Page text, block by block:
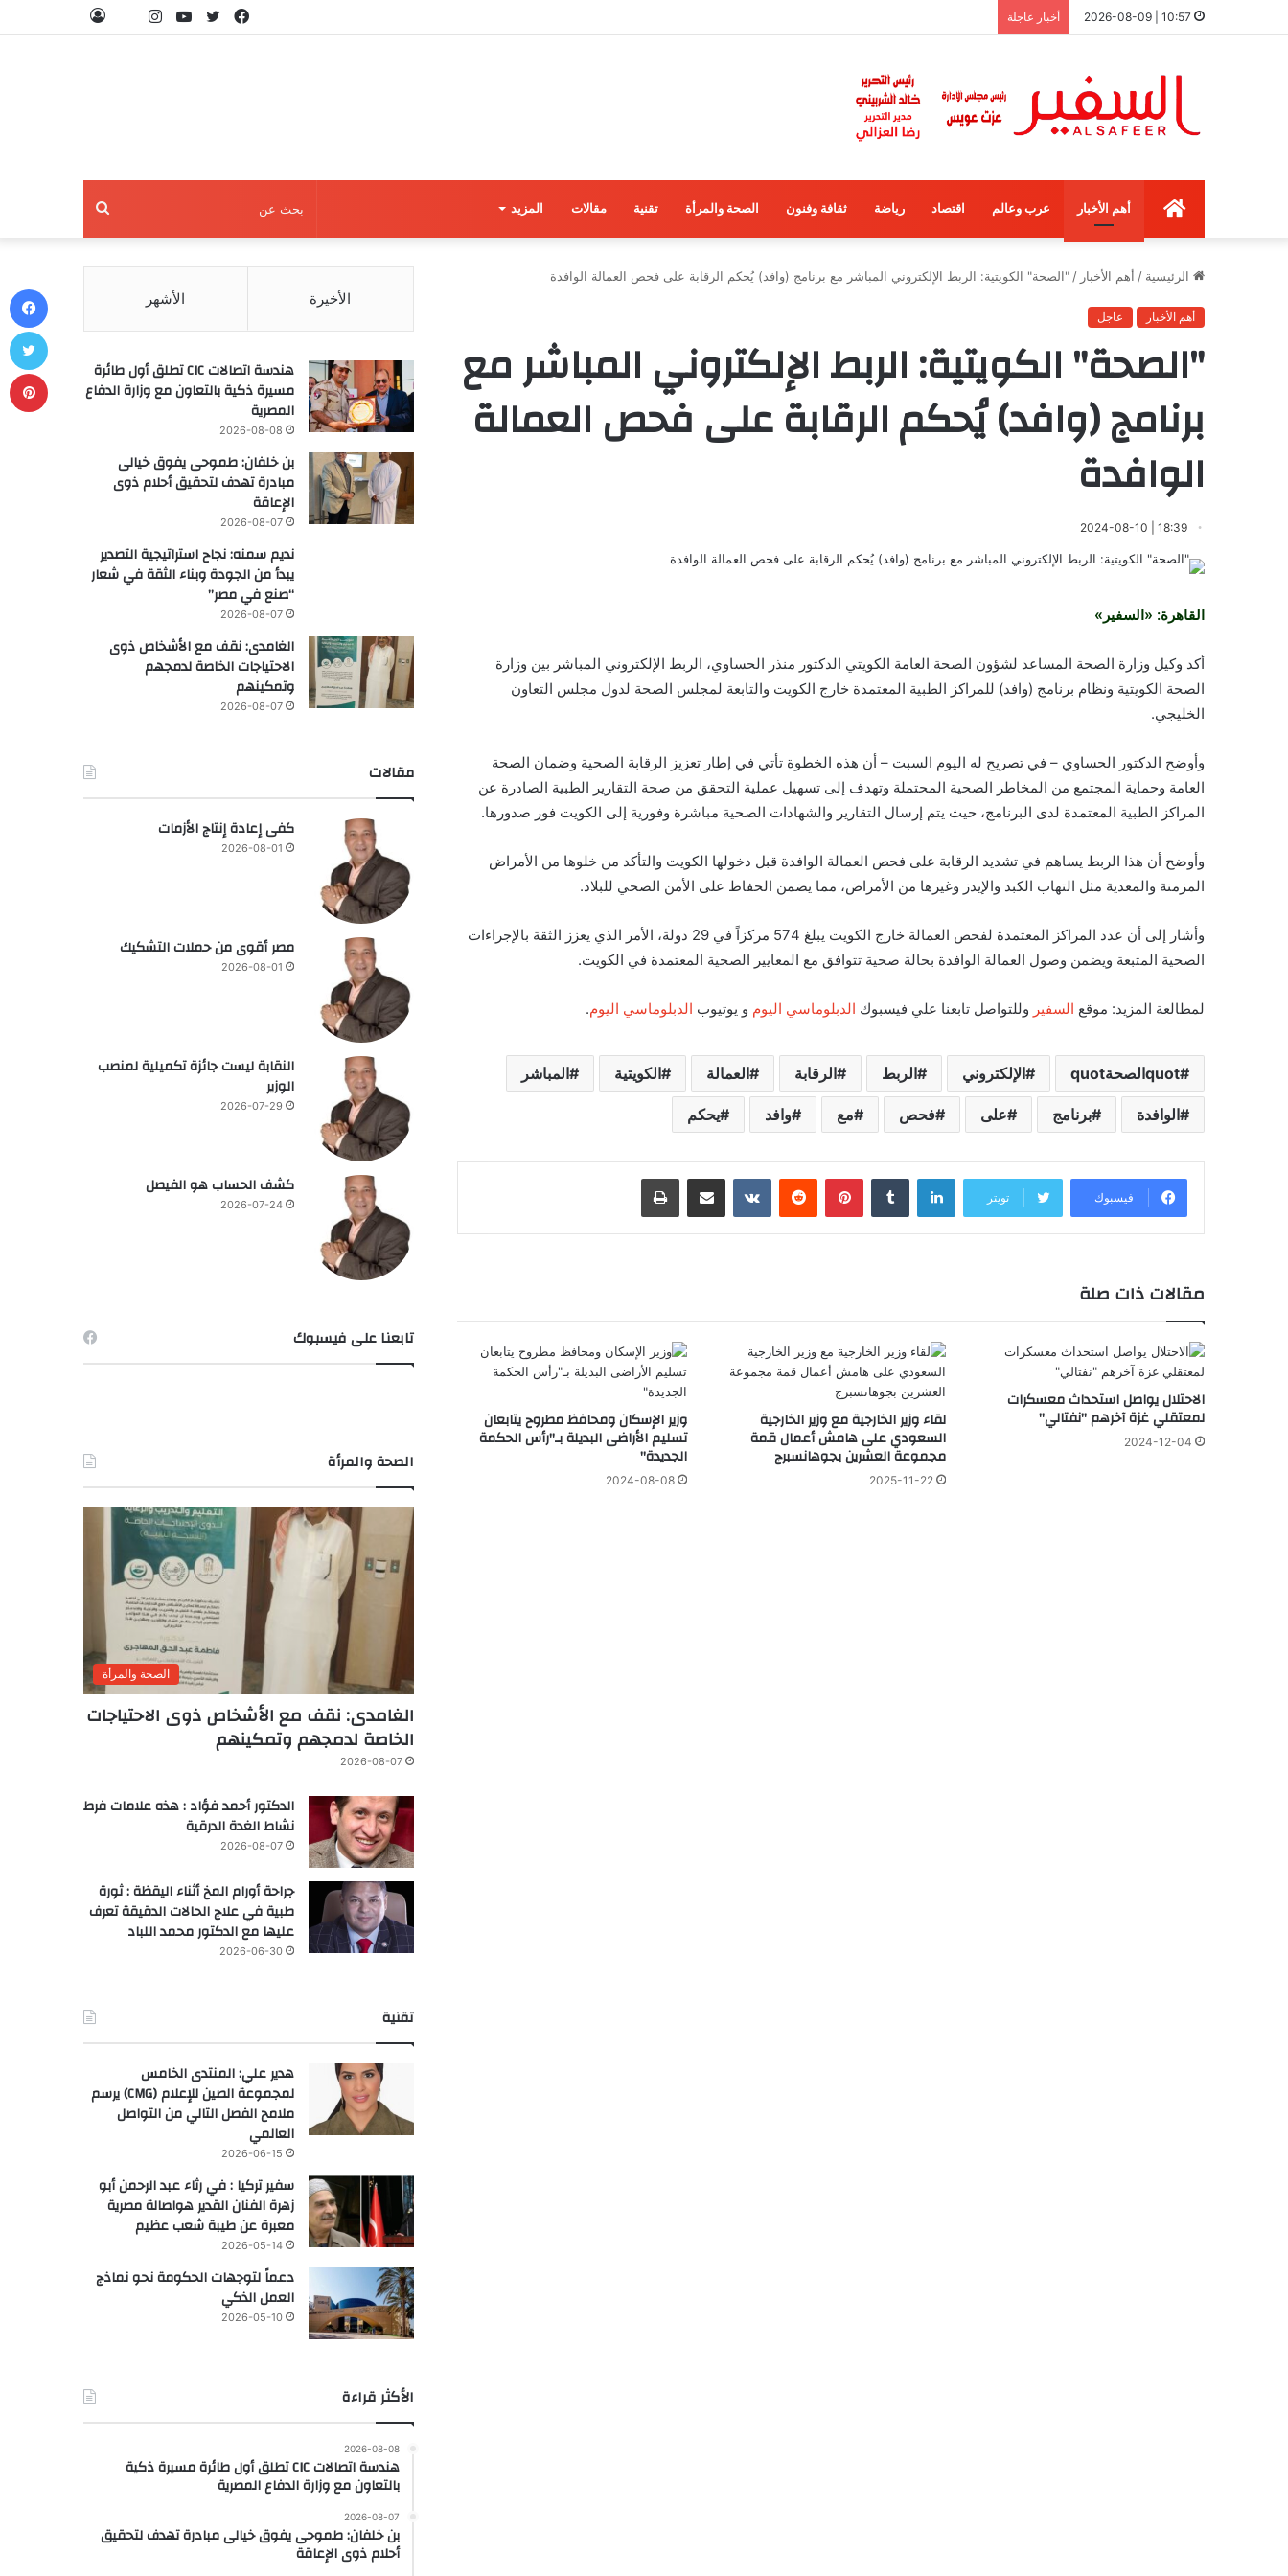
أخبار عاجلة threadsانستقرام يوتيوب تويتر
فيسبوك
الرئيسيةأهم الأخبار عرب وعالم اقتصاد رياضة ثقافة وفنون الصحة والمرأة تقنية مقالات المزيد
عن
الرئيسية / أهم الأخبار /"الصحة" الكويتية: الربط الإلكتروني المباشر مع برنامج (وافد) يُحكم الرقابة على فحص العمالة الوافدة
أهم الأخبار عاجل
"الصحة" الكويتية: الربط الإلكتروني المباشر مع
برنامج (وافد) يُحكم الرقابة على فحص العمالة
الوافدة
القاهرة: «السفير»
أكد وكيل وزارة الصحة المساعد لشؤون الصحة العامة الكويتي الدكتور منذر الحساوي، الربط الإلكتروني المباشر بين وزارة
الصحة الكويتية ونظام برنامج (وافد) للمراكز الطبية المعتمدة خارج الكويت والتابعة لمجلس الصحة لدول مجلس التعاون
الخليجي.
وأوضح الدكتور الحساوي – في تصريح له اليوم السبت – أن هذه الخطوة تأتي في إطار تعزيز الرقابة الصحية وضمان الصحة
العامة وحماية المجتمع من المخاطر الصحية المحتملة وتهدف إلى تسهيل عملية التحقق من صحة التقارير الطبية الصادرة عن
المراكز الطبية المعتمدة لدى البرنامج، حيث يتم إرسال التقارير والشهادات الصحية مباشرة وفورية إلى الكويت فور صدورها.
وأوضح أن هذا الربط يساهم في تشديد الرقابة على فحص العمالة الوافدة قبل دخولها الكويت والتأكد من خلوها من الأمراض
المزمنة والمعدية مثل التهاب الكبد والإيدز وغيرها من الأمراض، مما يضمن الحفاظ على الأمن الصحي للبلاد.
وأشار إلى أن عدد المراكز المعتمدة لفحص العمالة خارج الكويت يبلغ 574 مركزاً في 29 دولة، الأمر الذي يعزز الثقة بالإجراءات
الصحية المتبعة ويضمن وصول العمالة الوافدة بحالة صحية تتوافق مع المعايير الصحية المعتمدة في الكويت.
لمطالعة المزيد: موقع السفير وللتواصل تابعنا علي فيسبوك الدبلوماسي اليوم و يوتيوب الدبلوماسي اليوم.
quotالصحةquot الإلكتروني الربط الرقابة العمالة الكويتية المباشر
الوافدة برنامج على فحص مع وافد يحكم
فيسبوك تويتر
لينكدإن بينتيريست
مقالات ذات صلة
الاحتلال يواصل استحداث معسكرات
لمعتقلي غزة آخرهم "نفتالي"
2024-12-04
لقاء وزير الخارجية مع وزير الخارجية
السعودي على هامش أعمال قمة
مجموعة العشرين بجوهانسبرج
2025-11-22
وزير الإسكان ومحافظ مطروح يتابعان
تسليم الأراضى البديلة بـ"رأس الحكمة
الجديدة"
2024-08-08
الأخيرة الأشهر
هندسة اتصالات CIC تطلق أول طائرة
مسيرة ذكية بالتعاون مع وزارة الدفاع
المصرية
2026-08-08
بن خلفان: طموحى يفوق خيالى
مبادرة تهدف لتحقيق أحلام ذوى
الإعاقة
2026-08-07
نديم سمنه: نجاح استراتيجية التصدير
يبدأ من الجودة وبناء الثقة في شعار
“صنع في مصر”
2026-08-07
الغامدى: نقف مع الأشخاص ذوى
الاحتياجات الخاصة لدمجهم
وتمكينهم
2026-08-07
مقالات
كفى إعادة إنتاج الأزمات
2026-08-01
مصر أقوى من حملات التشكيك
2026-08-01
النقابة ليست جائزة تكميلية لمنصب
الوزير
2026-07-29
كشف الحساب هو الفيصل
2026-07-24
تابعنا على فيسبوك
الصحة والمرأة
الصحة والمرأة
الغامدى: نقف مع الأشخاص ذوى الاحتياجات
الخاصة لدمجهم وتمكينهم
2026-08-07
الدكتور أحمد فؤاد : هذه علامات فرط
نشاط الغدة الدرقية
2026-08-07
جراحة أورام المخ أثناء اليقظة : ثورة
طبية في علاج الحالات الدقيقة تعرف
عليها مع الدكتور محمد اللباد
2026-06-30
تقنية
هدير علي: المنتدى الخامس
لمجموعة الصين للإعلام (CMG) يرسم
ملامح الفصل التالي من التواصل
العالمي
2026-06-15
سفير تركيا : في رثاء عبد الرحمن أبو
زهرة الفنان القدير هواصالة مصرية
معبرة عن طيبة شعب عظيم
2026-05-14
دعماً لتوجهات الحكومة نحو نماذج
العمل الذكي
2026-05-10
الأكثر قراءة
2026-08-08
هندسة اتصالات CIC تطلق أول طائرة مسيرة ذكية
بالتعاون مع وزارة الدفاع المصرية
2026-08-07
بن خلفان: طموحى يفوق خيالى مبادرة تهدف لتحقيق
أحلام ذوى الإعاقة